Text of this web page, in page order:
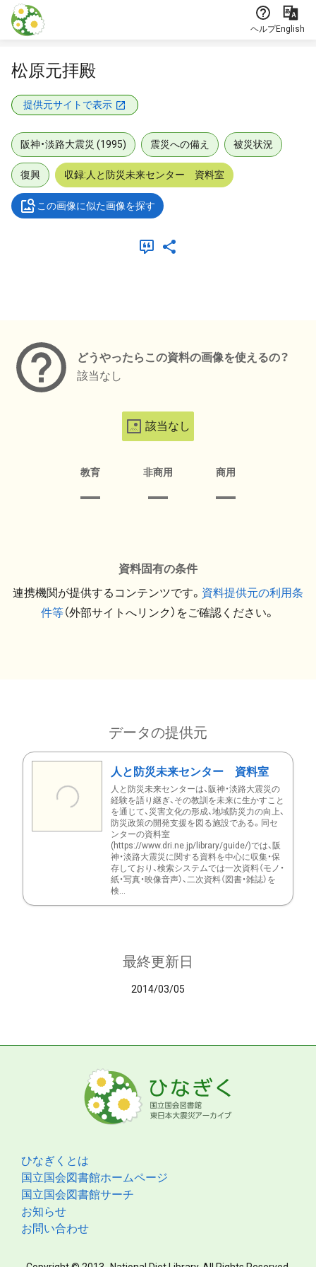
本文に飛ぶ
ヘルプEnglish
松原元拝殿
提供元サイトで表示
阪神・淡路大震災 (1995) 震災への備え 被災状況
復興 収録:人と防災未来センター 資料室
この画像に似た画像を探す
どうやったらこの資料の画像を使えるの？
該当なし
該当なし
教育 非商用 商用
資料固有の条件
連携機関が提供するコンテンツです。 資料提供元の利用条
件等（外部サイトへリンク）をご確認ください。
データの提供元
人と防災未来センター 資料室
人と防災未来センターは、阪神・淡路大震災の
経験を語り継ぎ、その教訓を未来に生かすこと
を通じて、災害文化の形成、地域防災力の向上、
防災政策の開発支援を図る施設である。同セ
ンターの資料室
(https://www.dri.ne.jp/library/guide/)では、阪
神・淡路大震災に関する資料を中心に収集・保
存しており、検索システムでは一次資料（モノ・
紙・写真・映像音声）、二次資料（図書・雑誌）を
検...
最終更新日
2014/03/05
ひなぎくとは
国立国会図書館ホームページ
国立国会図書館サーチ
お知らせ
お問い合わせ